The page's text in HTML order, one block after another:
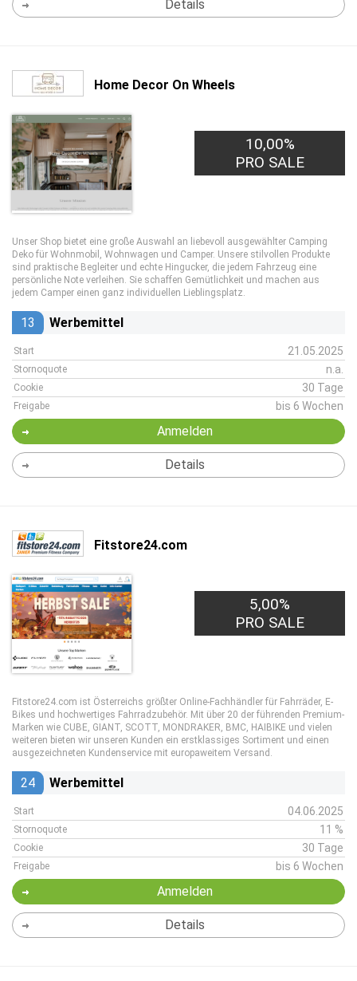
Details
Home Decor On Wheels
10,00%
PRO SALE
Unser Shop bietet eine große Auswahl an liebevoll ausgewählter Camping
Deko für Wohnmobil, Wohnwagen und Camper. Unsere stilvollen Produkte
sind praktische Begleiter und echte Hingucker, die jedem Fahrzeug eine
persönliche Note verleihen. Sie schaffen Gemütlichkeit und machen aus
jedem Camper einen ganz individuellen Lieblingsplatz.
13 Werbemittel
Start 21.05.2025
Stornoquote n.a.
Cookie 30 Tage
Freigabe bis 6 Wochen
Anmelden
Details
Fitstore24.com
5,00%
PRO SALE
Fitstore24.com ist Österreichs größter Online-Fachhändler für Fahrräder, E-
Bikes und hochwertiges Fahrradzubehör. Mit über 20 der führenden Premium-
Marken wie CUBE, GIANT, SCOTT, MONDRAKER, BMC, HAIBIKE und vielen
weiteren bieten wir unseren Kunden ein erstklassiges Sortiment und einen
ausgezeichneten Kundenservice mit europaweitem Versand.
24 Werbemittel
Start 04.06.2025
Stornoquote 11 %
Cookie 30 Tage
Freigabe bis 6 Wochen
Anmelden
Details